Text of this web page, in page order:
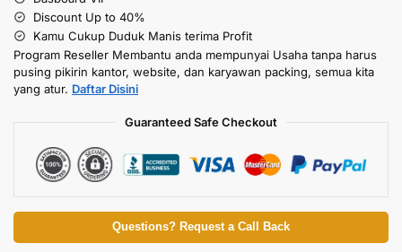
Discount Up to 40%
Kamu Cukup Duduk Manis terima Profit
Program Reseller Membantu anda mempunyai Usaha tanpa harus
pusing pikirin kantor, website, dan karyawan packing, semua kita
yang atur. Daftar Disini
Guaranteed Safe Checkout
Questions? Request a Call Back